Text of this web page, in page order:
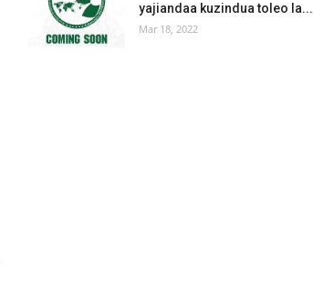
yajiandaa kuzindua toleo la...
Mar 18, 2022